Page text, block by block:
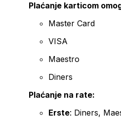
Plaćanje karticom
Master Card
VISA
Maestro
Diners
Plaćanje na rate:
Erste: Diners,